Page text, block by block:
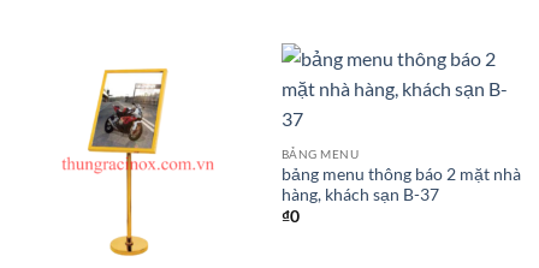
BẢNG MENU
bảng menu thông báo 2 mặt nhà
hàng, khách sạn B-37
₫0